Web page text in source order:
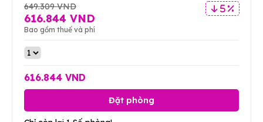
5 %
649.309 VND
616.844 VND
Bao gồm thuế và phí
616.844 VND
Đặt phòng